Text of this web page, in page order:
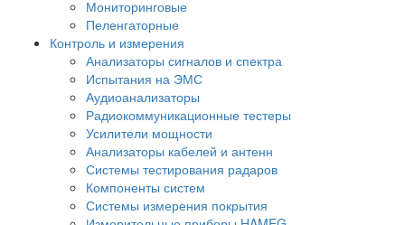
Мониторинговые
Пеленгаторные
Контроль и измерения
Анализаторы сигналов и спектра
Испытания на ЭМС
Аудиоанализаторы
Радиокоммуникационные тестеры
Усилители мощности
Анализаторы кабелей и антенн
Системы тестирования радаров
Компоненты систем
Системы измерения покрытия